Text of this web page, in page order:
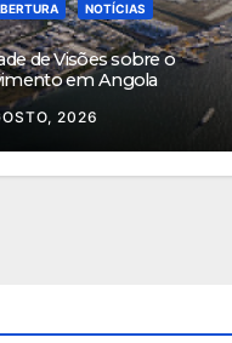
NOTÍCIAS
de Visões sobre o
em Angola
2026